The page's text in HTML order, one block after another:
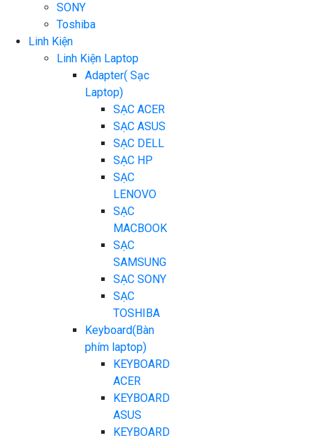
SONY
Toshiba
Linh Kiện
Linh Kiện Laptop
Adapter( Sạc
Laptop)
SẠC ACER
SẠC ASUS
SẠC DELL
SẠC HP
SẠC
LENOVO
SẠC
MACBOOK
SẠC
SAMSUNG
SẠC SONY
SẠC
TOSHIBA
Keyboard(Bàn
phím laptop)
KEYBOARD
ACER
KEYBOARD
ASUS
KEYBOARD